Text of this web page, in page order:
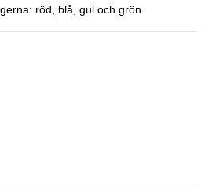
röd, blå, gul och grön.